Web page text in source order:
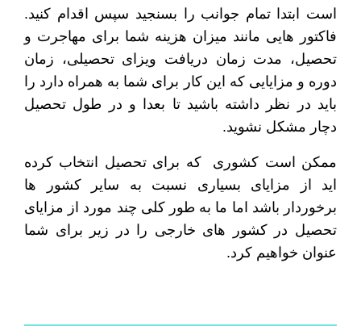
است ابتدا تمام جوانب را بسنجید سپس اقدام کنید.
فاکتور هایی مانند میزان هزینه شما برای مهاجرت و
تحصیل، مدت زمان دریافت ویزای تحصیلی، زمان
دوره و مزایایی که این کار برای شما به همراه دارد را
باید در نظر داشته باشید تا بعدا و در طول تحصیل
دچار مشکل نشوید.
ممکن است کشوری که برای تحصیل انتخاب کرده
اید از مزایای بسیاری نسبت به سایر کشور ها
برخوردار باشد اما ما به طور کلی چند مورد از مزایای
تحصیل در کشور های خارجی را در زیر برای شما
عنوان خواهیم کرد.